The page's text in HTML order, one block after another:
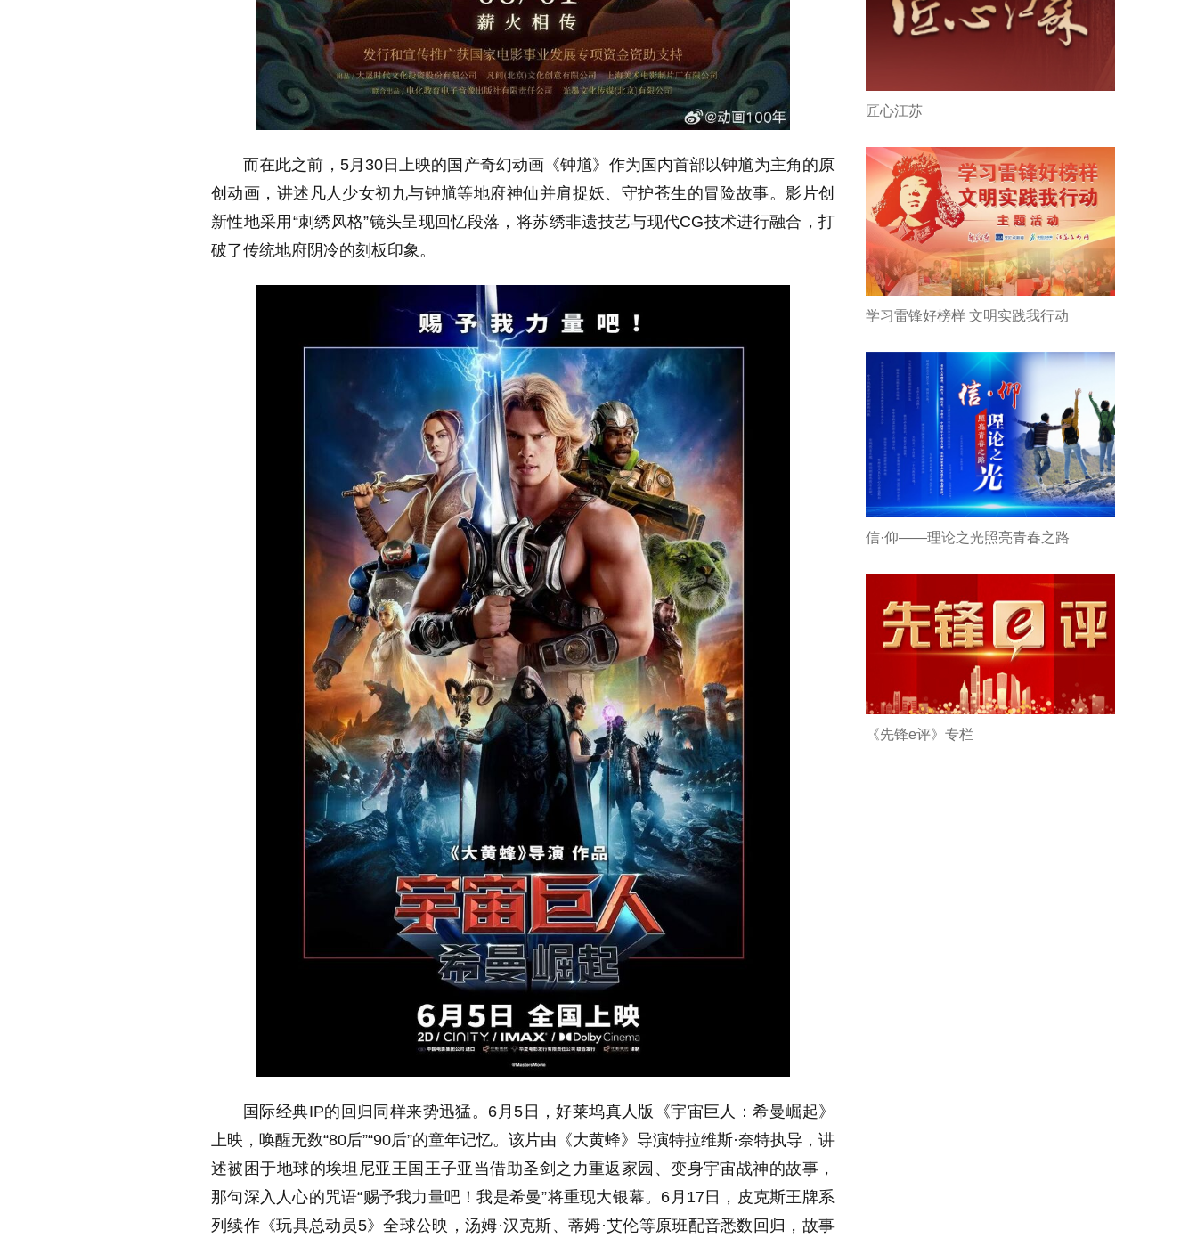
而在此之前，5月30日上映的国产奇幻动画《钟馗》作为国内首部以钟馗为主角的原
创动画，讲述凡人少女初九与钟馗等地府神仙并肩捉妖、守护苍生的冒险故事。影片创
新性地采用“刺绣风格”镜头呈现回忆段落，将苏绣非遗技艺与现代CG技术进行融合，打
破了传统地府阴冷的刻板印象。
国际经典IP的回归同样来势迅猛。6月5日，好莱坞真人版《宇宙巨人：希曼崛起》
上映，唤醒无数“80后”“90后”的童年记忆。该片由《大黄蜂》导演特拉维斯·奈特执导，讲
述被困于地球的埃坦尼亚王国王子亚当借助圣剑之力重返家园、变身宇宙战神的故事，
那句深入人心的咒语“赐予我力量吧！我是希曼”将重现大银幕。6月17日，皮克斯王牌系
列续作《玩具总动员5》全球公映，汤姆·汉克斯、蒂姆·艾伦等原班配音悉数回归，故事
匠心江苏
学习雷锋好榜样 文明实践我行动
信·仰——理论之光照亮青春之路
《先锋e评》专栏